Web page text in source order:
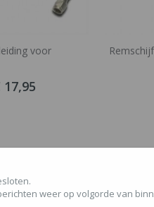
voor
17,95
weer op volgorde van